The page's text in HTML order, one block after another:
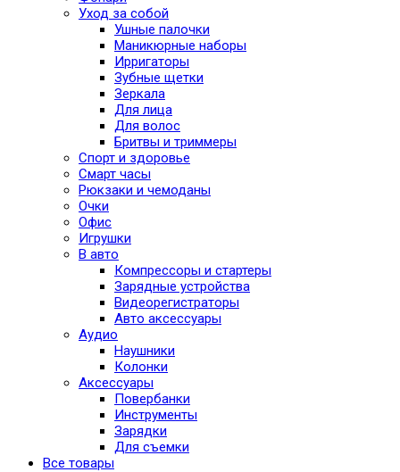
Уход за собой
Ушные палочки
Маникюрные наборы
Ирригаторы
Зубные щетки
Зеркала
Для лица
Для волос
Бритвы и триммеры
Спорт и здоровье
Смарт часы
Рюкзаки и чемоданы
Очки
Офис
Игрушки
В авто
Компрессоры и стартеры
Зарядные устройства
Видеорегистраторы
Авто аксессуары
Аудио
Наушники
Колонки
Аксессуары
Повербанки
Инструменты
Зарядки
Для съемки
Все товары